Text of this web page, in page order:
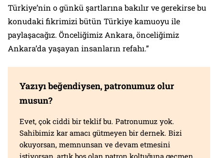
Türkiye’nin o günkü şartlarına bakılır ve gerekirse bu
konudaki fikrimizi bütün Türkiye kamuoyu ile
paylaşacağız. Önceliğimiz Ankara, önceliğimiz
Ankara’da yaşayan insanların refahı.”
Yazıyı beğendiysen, patronumuz olur
musun?
Evet, çok ciddi bir teklif bu. Patronumuz yok.
Sahibimiz kar amacı gütmeyen bir dernek. Bizi
okuyorsan, memnunsan ve devam etmesini